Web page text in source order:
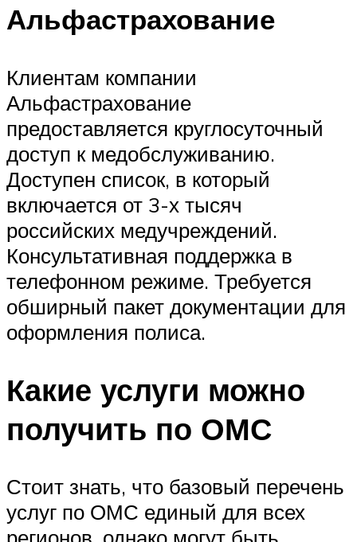
Альфастрахование
Клиентам компании
Альфастрахование
предоставляется круглосуточный
доступ к медобслуживанию.
Доступен список, в который
включается от 3-х тысяч
российских медучреждений.
Консультативная поддержка в
телефонном режиме. Требуется
обширный пакет документации для
оформления полиса.
Какие услуги можно
получить по ОМС
Стоит знать, что базовый перечень
услуг по ОМС единый для всех